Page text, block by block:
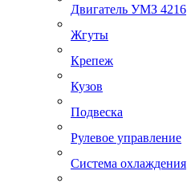
Двигатель УМЗ 4216
Жгуты
Крепеж
Кузов
Подвеска
Рулевое управление
Система охлаждения